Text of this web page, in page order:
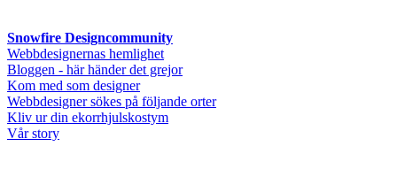
Snowfire Designcommunity
Webbdesignernas hemlighet
Bloggen - här händer det grejor
Kom med som designer
Webbdesigner sökes på följande orter
Kliv ur din ekorrhjulskostym
Vår story